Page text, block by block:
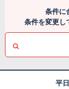
条件に
条件を変更し
平